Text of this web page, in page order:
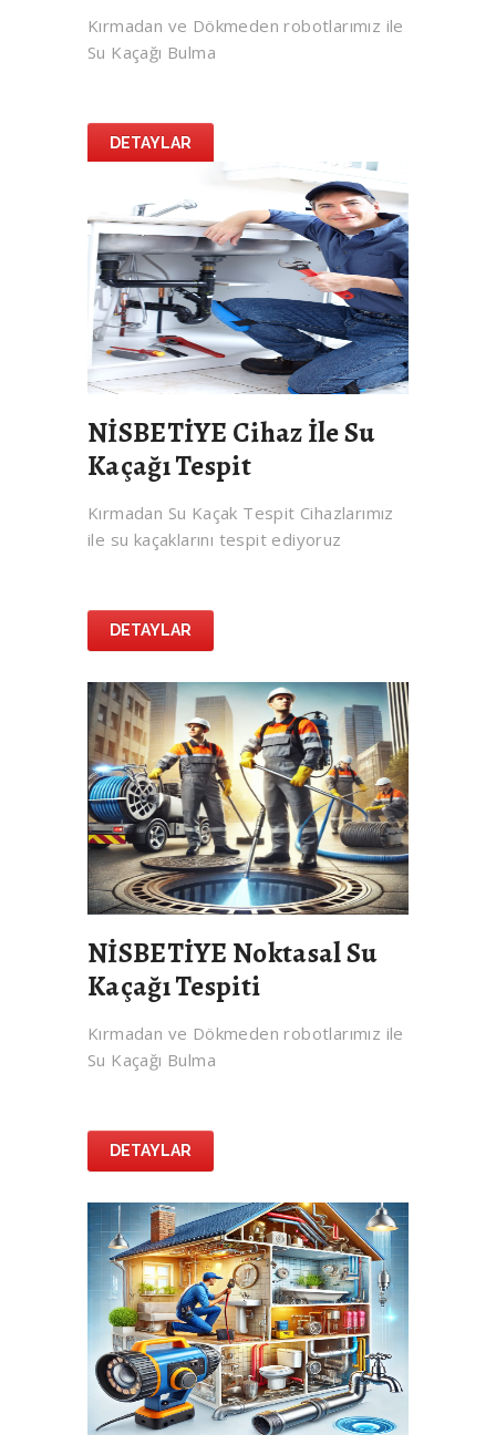
Kırmadan ve Dökmeden robotlarımız ile
Su Kaçağı Bulma
DETAYLAR
NİSBETİYE Cihaz İle Su
Kaçağı Tespit
Kırmadan Su Kaçak Tespit Cihazlarımız
ile su kaçaklarını tespit ediyoruz
DETAYLAR
NİSBETİYE Noktasal Su
Kaçağı Tespiti
Kırmadan ve Dökmeden robotlarımız ile
Su Kaçağı Bulma
DETAYLAR